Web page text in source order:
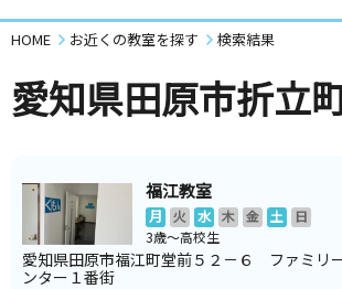
HOME お近くの教室を探す 検索結果
愛知県田原市折立
福江教室
月 火 水 木 金 土
日
3歳～高校生
愛知県田原市福江町堂前５２－６ ファミリ
ンター１番街